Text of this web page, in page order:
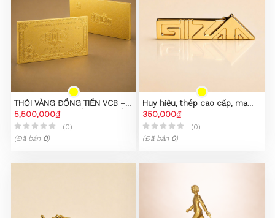
THỎI VÀNG ĐỒNG TIỀN VCB –
PHIÊN BẢN SƯU TẦM CAO CẤP
5,500,000₫
(0)
(Đã bán 0)
Huy hiệu, thép cao cấp, mạ
PVD vàng 23K
350,000₫
(0)
(Đã bán 0)